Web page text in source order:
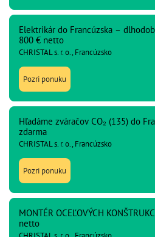
Elektrikár do Francúzska –
800 € netto
CHRISTAL s. r. o., Francúzsko
Pozri ponuku
Hľadáme zváračov CO₂ (135) do
zdarma
CHRISTAL s. r. o., Francúzsko
Pozri ponuku
MONTÉR OCEĽOVÝCH
netto